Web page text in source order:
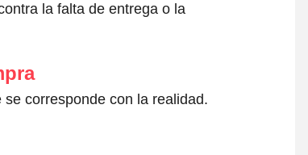
la falta de entrega o la
corresponde con la realidad.